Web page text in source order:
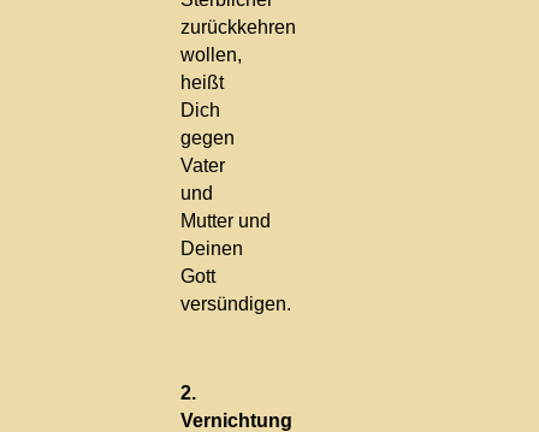
zurückkehren
wollen,
heißt
Dich
gegen
Vater
und
Mutter und
Deinen
Gott
versündigen.
2.
Vernichtung